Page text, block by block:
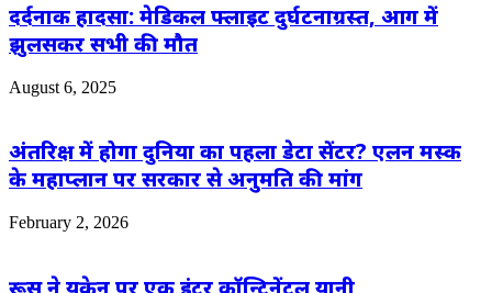
दर्दनाक हादसा: मेडिकल फ्लाइट दुर्घटनाग्रस्त, आग में
झुलसकर सभी की मौत
August 6, 2025
अंतरिक्ष में होगा दुनिया का पहला डेटा सेंटर? एलन मस्क
के महाप्लान पर सरकार से अनुमति की मांग
February 2, 2026
रूस ने यूक्रेन पर एक इंटर कॉ​न्टिनेंटल यानी